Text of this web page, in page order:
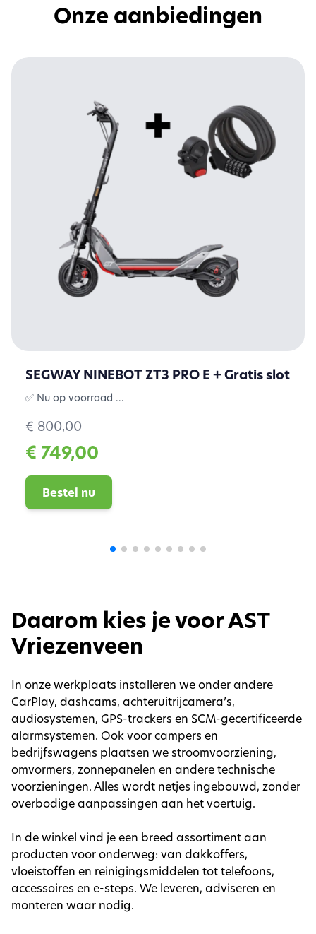
Onze aanbiedingen
SEGWAY NINEBOT ZT3 PRO E + Gratis slot
✅ Nu op voorraad ...
€ 800,00
€ 749,00
Bestel nu
Daarom kies je voor AST
Vriezenveen
In onze werkplaats installeren we onder andere
CarPlay, dashcams, achteruitrijcamera’s,
audiosystemen, GPS-trackers en SCM-gecertificeerde
alarmsystemen. Ook voor campers en
bedrijfswagens plaatsen we stroomvoorziening,
omvormers, zonnepanelen en andere technische
voorzieningen. Alles wordt netjes ingebouwd, zonder
overbodige aanpassingen aan het voertuig.
In de winkel vind je een breed assortiment aan
producten voor onderweg: van dakkoffers,
vloeistoffen en reinigingsmiddelen tot telefoons,
accessoires en e-steps. We leveren, adviseren en
monteren waar nodig.